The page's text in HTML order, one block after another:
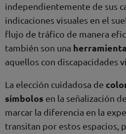
independientemente de sus
indicaciones visuales en el
flujo de tráfico de manera
también son una
aquellos con discapacidades
La elección cuidadosa de
símbolos en la señalización
marcar la diferencia en la
transitan por estos espacios,